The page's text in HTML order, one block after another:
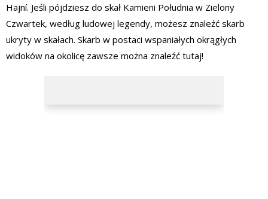
Hajní. Jeśli pójdziesz do skał Kamieni Południa w Zielony
Czwartek, według ludowej legendy, możesz znaleźć skarb
ukryty w skałach. Skarb w postaci wspaniałych okrągłych
widoków na okolicę zawsze można znaleźć tutaj!